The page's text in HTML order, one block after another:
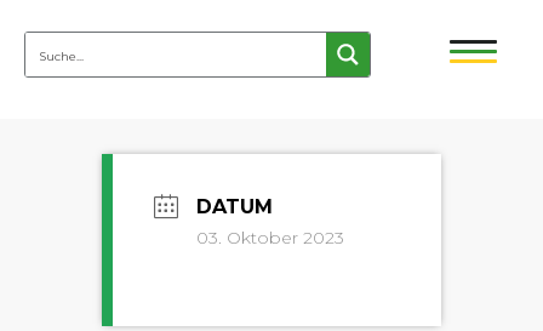
03. Oktober 2023